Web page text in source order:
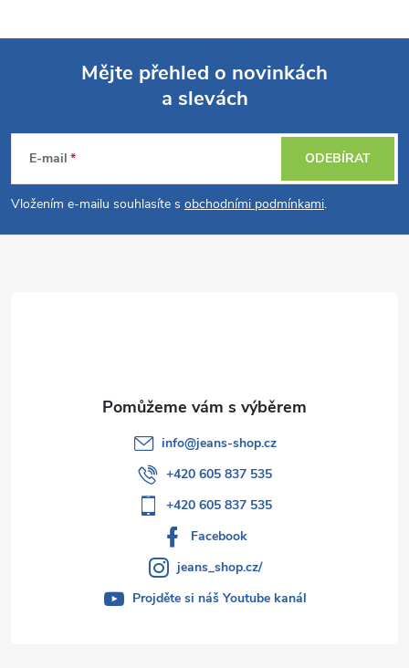
a
í
p
p
Mějte přehled o novinkách
a slevách
E-mail
Vložením e-mailu souhlasíte s obchodními podmínkami.
ODEBÍRAT
info@jeans-shop.cz
+420 605 837 535
+420 605 837 535
Facebook
jeans_shop.cz/
Projděte si náš Youtube kanál